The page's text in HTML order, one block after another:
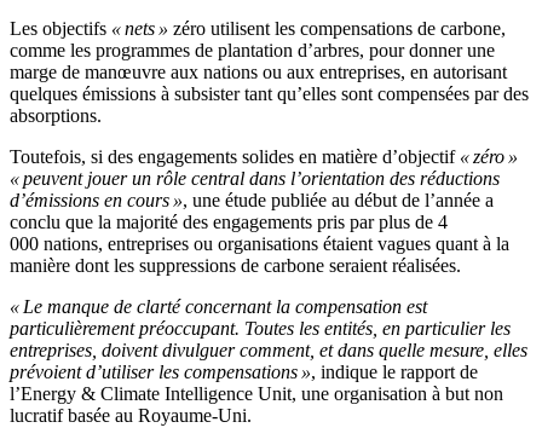
Les objectifs « nets » zéro utilisent les compensations de carbone,
comme les programmes de plantation d’arbres, pour donner une
marge de manœuvre aux nations ou aux entreprises, en autorisant
quelques émissions à subsister tant qu’elles sont compensées par des
absorptions.
Toutefois, si des engagements solides en matière d’objectif « zéro »
« peuvent jouer un rôle central dans l’orientation des réductions
d’émissions en cours », une étude publiée au début de l’année a
conclu que la majorité des engagements pris par plus de 4
000 nations, entreprises ou organisations étaient vagues quant à la
manière dont les suppressions de carbone seraient réalisées.
« Le manque de clarté concernant la compensation est
particulièrement préoccupant. Toutes les entités, en particulier les
entreprises, doivent divulguer comment, et dans quelle mesure, elles
prévoient d’utiliser les compensations », indique le rapport de
l’Energy & Climate Intelligence Unit, une organisation à but non
lucratif basée au Royaume-Uni.